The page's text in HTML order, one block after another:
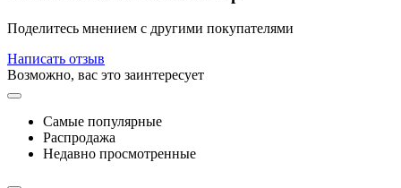
Поделитесь мнением с другими покупателями
Написать отзыв
Возможно, вас это заинтересует
Самые популярные
Распродажа
Недавно просмотренные